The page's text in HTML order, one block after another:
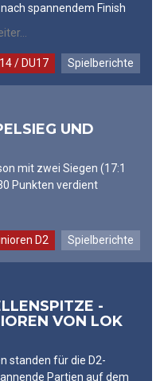
spannendem Finish
/ DU17 Spielberichte
UND
mit zwei Siegen (17:1
Punkten verdient
D2 Spielberichte
-
VON LOK
standen für die D2-
Partien auf dem